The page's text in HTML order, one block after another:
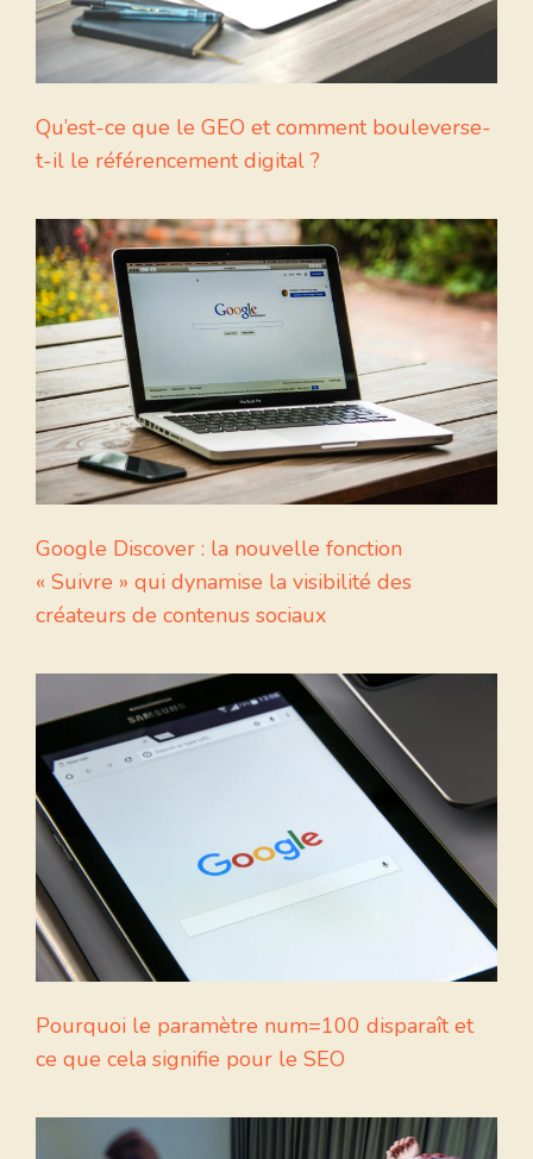
Qu’est-ce que le GEO et comment bouleverse-
t-il le référencement digital ?
Google Discover : la nouvelle fonction
« Suivre » qui dynamise la visibilité des
créateurs de contenus sociaux
Pourquoi le paramètre num=100 disparaît et
ce que cela signifie pour le SEO